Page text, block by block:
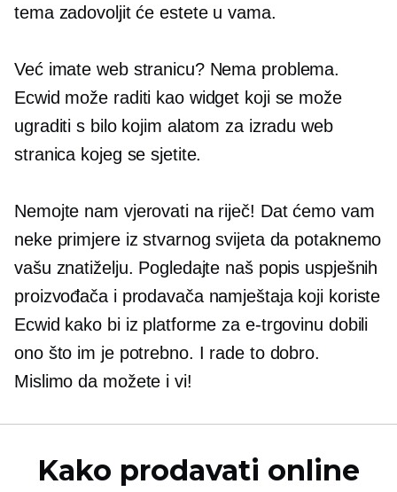
tema zadovoljit će estete u vama.
Već imate web stranicu? Nema problema.
Ecwid može raditi kao widget koji se može
ugraditi s bilo kojim alatom za izradu web
stranica kojeg se sjetite.
Nemojte nam vjerovati na riječ! Dat ćemo vam
neke primjere iz stvarnog svijeta da potaknemo
vašu znatiželju. Pogledajte naš popis uspješnih
proizvođača i prodavača namještaja koji koriste
Ecwid kako bi iz platforme za e-trgovinu dobili
ono što im je potrebno. I rade to dobro.
Mislimo da možete i vi!
Kako prodavati online